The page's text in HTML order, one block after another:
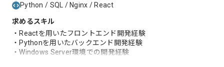
Python / SQL / Nginx / React
求めるスキル
・Reactを用いたフロントエンド開発経験
・Pythonを用いたバックエンド開発経験
・Windows Server環境での開発経験